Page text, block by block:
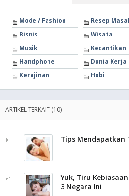
Mode / Fashion
Resep
Bisnis
Wisata
Musik
Kecantikan
Handphone
Dunia Kerja
Kerajinan
Hobi
ARTIKEL TERKAIT (10)
Tips Mendapatkan
Yuk, Tiru
3 Negara Ini